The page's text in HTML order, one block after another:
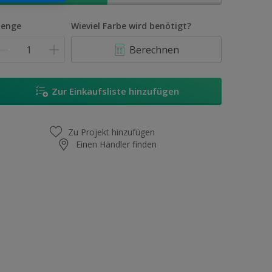
Wieviel Farbe wird benötigt?
Berechnen
Zur Einkaufsliste hinzufügen
Zu Projekt hinzufügen
Einen Händler finden